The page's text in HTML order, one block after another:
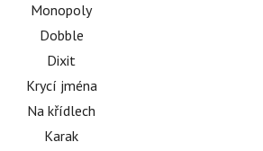
Monopoly
Dobble
Dixit
Krycí jména
Na křídlech
Karak